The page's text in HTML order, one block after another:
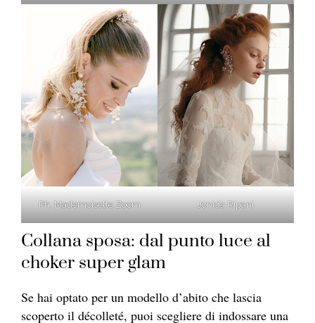
Ph. Mademoiselle Zoom Jonida Ripani
Collana sposa: dal punto luce al
choker super glam
Se hai optato per un modello d’abito che lascia
scoperto il décolleté, puoi scegliere di indossare una